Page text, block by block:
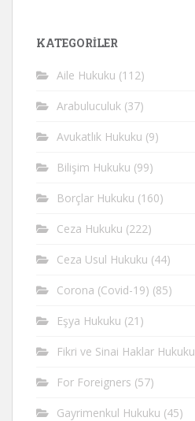
KATEGORİLER
Aile Hukuku (112)
Arabuluculuk (37)
Avukatlık Hukuku (9)
Bilişim Hukuku (99)
Borçlar Hukuku (160)
Ceza Hukuku (222)
Ceza Usul Hukuku (44)
Corona (Covid-19) (85)
Eşya Hukuku (21)
Fikri ve Sinai Haklar Hukuku
For Foreigners (57)
Gayrimenkul Hukuku (45)